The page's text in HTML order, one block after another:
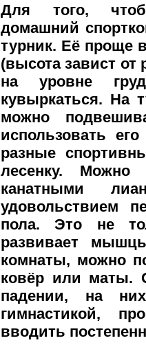
Для того,
домашний
турник. Её проще
(высота завист от
на уровне
кувыркаться. На
можно
использовать
разные
лесенку. Можно
канатными
удовольствием
пола. Это не
развивает
комнаты, можно
ковёр или маты.
падении, на
гимнастикой,
вводить